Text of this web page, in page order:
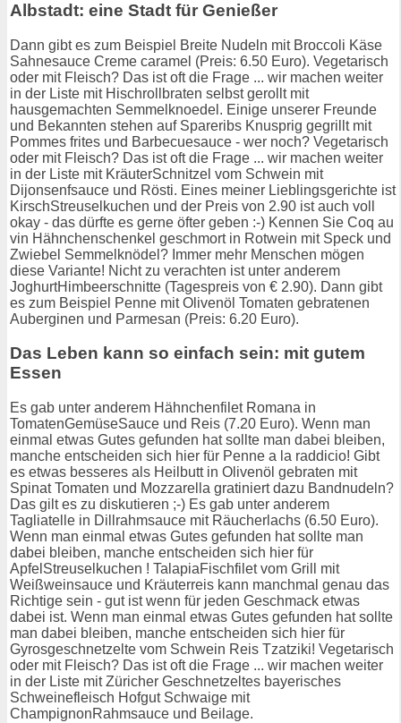
Albstadt: eine Stadt für Genießer
Dann gibt es zum Beispiel Breite Nudeln mit Broccoli Käse
Sahnesauce Creme caramel (Preis: 6.50 Euro). Vegetarisch
oder mit Fleisch? Das ist oft die Frage ... wir machen weiter
in der Liste mit Hischrollbraten selbst gerollt mit
hausgemachten Semmelknoedel. Einige unserer Freunde
und Bekannten stehen auf Spareribs Knusprig gegrillt mit
Pommes frites und Barbecuesauce - wer noch? Vegetarisch
oder mit Fleisch? Das ist oft die Frage ... wir machen weiter
in der Liste mit KräuterSchnitzel vom Schwein mit
Dijonsenfsauce und Rösti. Eines meiner Lieblingsgerichte ist
KirschStreuselkuchen und der Preis von 2.90 ist auch voll
okay - das dürfte es gerne öfter geben :-) Kennen Sie Coq au
vin Hähnchenschenkel geschmort in Rotwein mit Speck und
Zwiebel Semmelknödel? Immer mehr Menschen mögen
diese Variante! Nicht zu verachten ist unter anderem
JoghurtHimbeerschnitte (Tagespreis von € 2.90). Dann gibt
es zum Beispiel Penne mit Olivenöl Tomaten gebratenen
Auberginen und Parmesan (Preis: 6.20 Euro).
Das Leben kann so einfach sein: mit gutem
Essen
Es gab unter anderem Hähnchenfilet Romana in
TomatenGemüseSauce und Reis (7.20 Euro). Wenn man
einmal etwas Gutes gefunden hat sollte man dabei bleiben,
manche entscheiden sich hier für Penne a la raddicio! Gibt
es etwas besseres als Heilbutt in Olivenöl gebraten mit
Spinat Tomaten und Mozzarella gratiniert dazu Bandnudeln?
Das gilt es zu diskutieren ;-) Es gab unter anderem
Tagliatelle in Dillrahmsauce mit Räucherlachs (6.50 Euro).
Wenn man einmal etwas Gutes gefunden hat sollte man
dabei bleiben, manche entscheiden sich hier für
ApfelStreuselkuchen ! TalapiaFischfilet vom Grill mit
Weißweinsauce und Kräuterreis kann manchmal genau das
Richtige sein - gut ist wenn für jeden Geschmack etwas
dabei ist. Wenn man einmal etwas Gutes gefunden hat sollte
man dabei bleiben, manche entscheiden sich hier für
Gyrosgeschnetzelte vom Schwein Reis Tzatziki! Vegetarisch
oder mit Fleisch? Das ist oft die Frage ... wir machen weiter
in der Liste mit Züricher Geschnetzeltes bayerisches
Schweinefleisch Hofgut Schwaige mit
ChampignonRahmsauce und Beilage.